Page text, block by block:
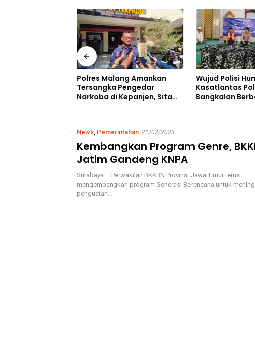
Polres Malang Amankan
Tersangka Pengedar
Narkoba di Kepanjen, Sita
Wujud Polisi
Kasatlantas
Bangkalan
News, Pemerintahan 21/02/2023
Kembangkan Program Genre,
Jatim Gandeng KNPA
Surabaya – Perwakilan BKKBN Provinsi Jawa Timur terus
mengembangkan program Generasi Berencana untuk
penguatan…